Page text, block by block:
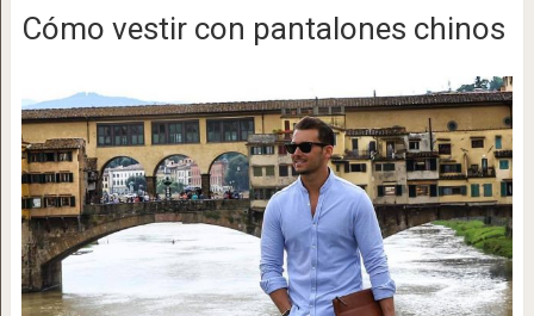
Cómo vestir con pantalones chinos